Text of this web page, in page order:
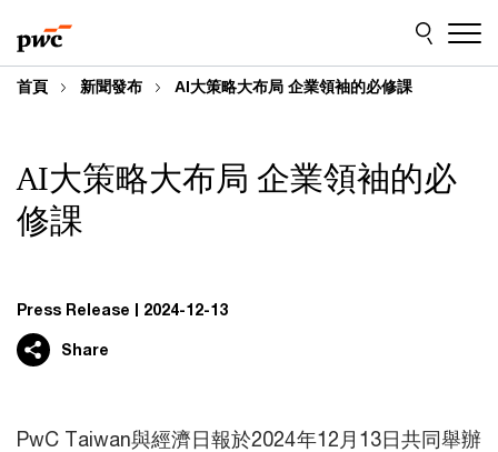
to
content
to
footer
首頁 新聞發布 AI大策略大布局 企業領袖的必修課
AI大策略大布局 企業領袖的必
修課
Press Release 2024-12-13
Share
PwC Taiwan與經濟日報於2024年12月13日共同舉辦